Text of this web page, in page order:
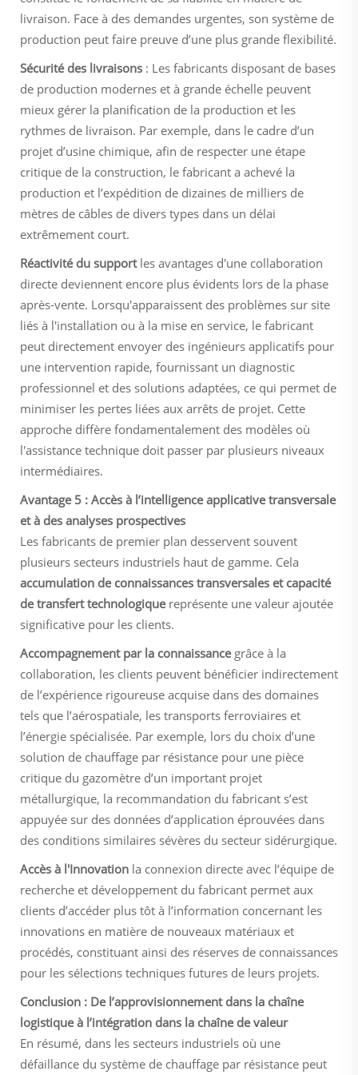
livraison. Face à des demandes urgentes, son système de
production peut faire preuve d’une plus grande flexibilité.
Sécurité des livraisons : Les fabricants disposant de bases
de production modernes et à grande échelle peuvent
mieux gérer la planification de la production et les
rythmes de livraison. Par exemple, dans le cadre d’un
projet d’usine chimique, afin de respecter une étape
critique de la construction, le fabricant a achevé la
production et l’expédition de dizaines de milliers de
mètres de câbles de divers types dans un délai
extrêmement court.
Réactivité du support les avantages d'une collaboration
directe deviennent encore plus évidents lors de la phase
après-vente. Lorsqu'apparaissent des problèmes sur site
liés à l'installation ou à la mise en service, le fabricant
peut directement envoyer des ingénieurs applicatifs pour
une intervention rapide, fournissant un diagnostic
professionnel et des solutions adaptées, ce qui permet de
minimiser les pertes liées aux arrêts de projet. Cette
approche diffère fondamentalement des modèles où
l'assistance technique doit passer par plusieurs niveaux
intermédiaires.
Avantage 5 : Accès à l’intelligence applicative transversale
et à des analyses prospectives
Les fabricants de premier plan desservent souvent
plusieurs secteurs industriels haut de gamme. Cela
accumulation de connaissances transversales et capacité
de transfert technologique représente une valeur ajoutée
significative pour les clients.
Accompagnement par la connaissance grâce à la
collaboration, les clients peuvent bénéficier indirectement
de l’expérience rigoureuse acquise dans des domaines
tels que l’aérospatiale, les transports ferroviaires et
l’énergie spécialisée. Par exemple, lors du choix d’une
solution de chauffage par résistance pour une pièce
critique du gazomètre d’un important projet
métallurgique, la recommandation du fabricant s’est
appuyée sur des données d’application éprouvées dans
des conditions similaires sévères du secteur sidérurgique.
Accès à l'Innovation la connexion directe avec l’équipe de
recherche et développement du fabricant permet aux
clients d’accéder plus tôt à l’information concernant les
innovations en matière de nouveaux matériaux et
procédés, constituant ainsi des réserves de connaissances
pour les sélections techniques futures de leurs projets.
Conclusion : De l’approvisionnement dans la chaîne
logistique à l’intégration dans la chaîne de valeur
En résumé, dans les secteurs industriels où une
défaillance du système de chauffage par résistance peut